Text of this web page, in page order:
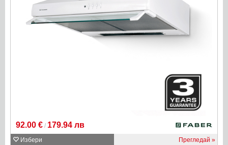
92.00 € / 179.94 лв
Избери Прегледай